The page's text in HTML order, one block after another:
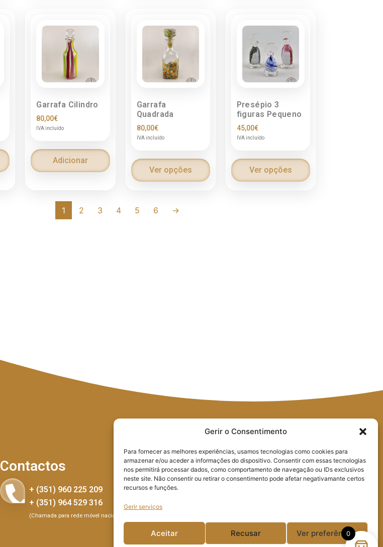
Gerir o Consentimento
Para fornecer as melhores experiências, usamos tecnologias como cookies para
armazenar e/ou aceder a informações do dispositivo. Consentir com essas tecnologias
nos permitirá processar dados, como comportamento de navegação ou IDs exclusivos
neste site. Não consentir ou retirar o consentimento pode afetar negativamante certos
recursos e funções.
Gerir serviços
Aceitar Recusar Ver preferências
Garrafa Cilindro
80,00€
IVA incluído
Adicionar
Garrafa
Quadrada
80,00€
IVA incluído
Ver opções
Presépio 3
figuras Pequeno
45,00€
IVA incluído
Ver opções
1 2 3 4 5 6 →
Contactos
+ (351) 960 225 209
+ (351) 964 529 316
(Chamada para rede móvel nacional)
geral@poeirasglass.pt
0